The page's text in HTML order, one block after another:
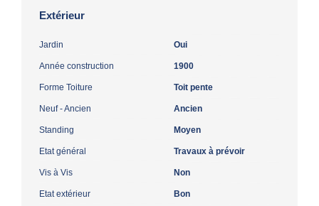
Extérieur
Jardin Oui
Année construction 1900
Forme Toiture Toit pente
Neuf - Ancien Ancien
Standing Moyen
Etat général Travaux à prévoir
Vis à Vis Non
Etat extérieur Bon